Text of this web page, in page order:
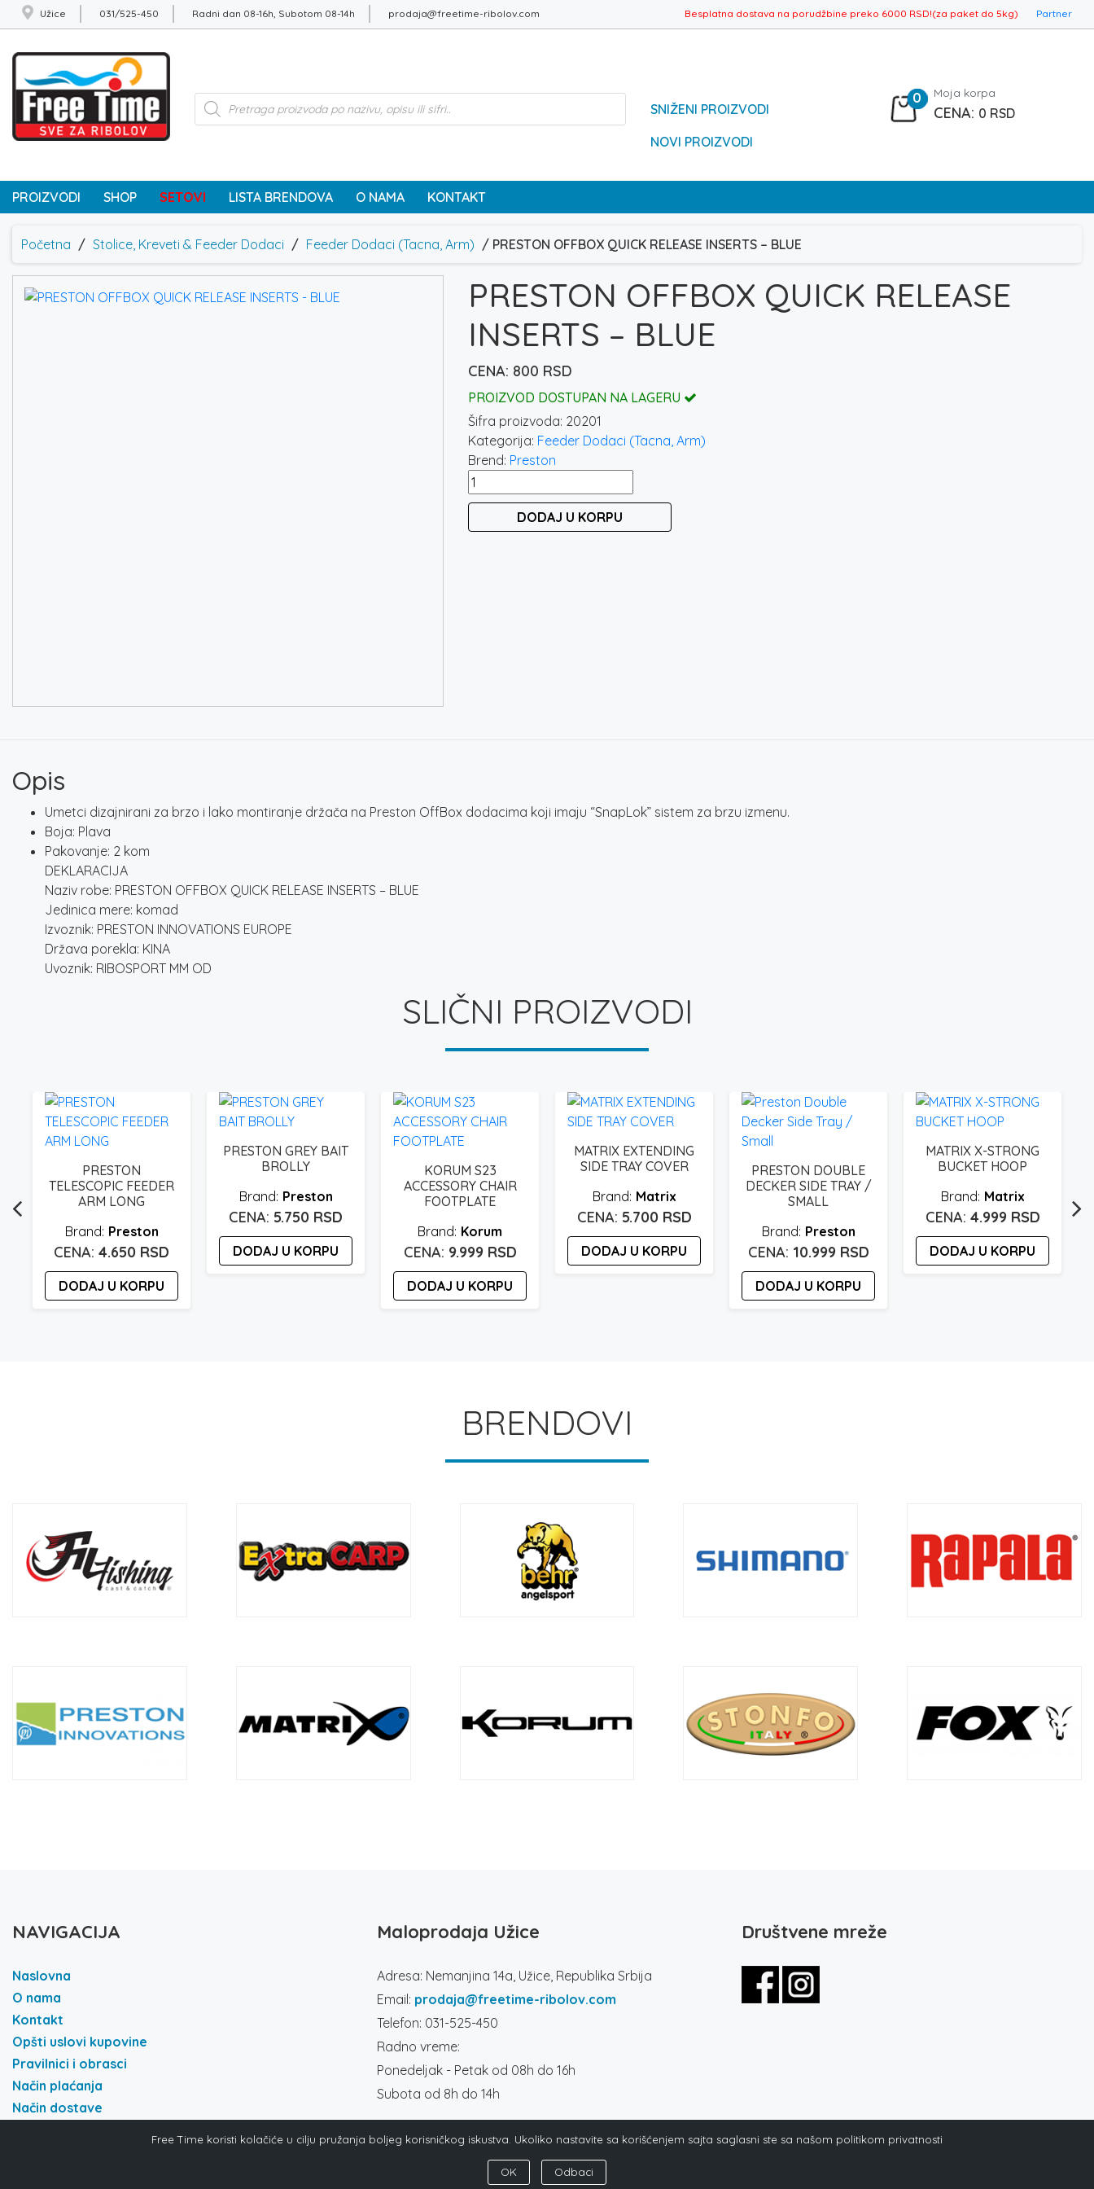
Užice 031/525-450 Radni dan 08-16h, Subotom 08-14h prodaja@freetime-ribolov.com Besplatna dostava na porudžbine preko 6000 RSD!(za paket do 5kg) Partner
Products
search
SNIŽENI PROIZVODI
NOVI PROIZVODI
0 Moja korpa
0 RSD
PROIZVODI SHOP SETOVI LISTA BRENDOVA O NAMA KONTAKT
Početna / Stolice, Kreveti & Feeder Dodaci / Feeder Dodaci (Tacna, Arm) / PRESTON OFFBOX QUICK RELEASE INSERTS – BLUE
PRESTON OFFBOX QUICK RELEASE
INSERTS – BLUE
800 RSD
PROIZVOD DOSTUPAN NA LAGERU
Šifra proizvoda: 20201
Kategorija: Feeder Dodaci (Tacna, Arm)
Brend: Preston
PRESTON
OFFBOX
RELEASE
DODAJ U KORPU
Opis
Umetci dizajnirani za brzo i lako montiranje držača na Preston OffBox dodacima koji imaju “SnapLok” sistem za brzu izmenu.
Boja: Plava
Pakovanje: 2 kom
DEKLARACIJA
Naziv robe: PRESTON OFFBOX QUICK RELEASE INSERTS – BLUE
Jedinica mere: komad
Izvoznik: PRESTON INNOVATIONS EUROPE
Država porekla: KINA
Uvoznik: RIBOSPORT MM OD
SLIČNI PROIZVODI
PRESTON
TELESCOPIC FEEDER
ARM LONG
Preston
4.650 RSD
DODAJ U KORPU
PRESTON GREY BAIT
BROLLY
Preston
5.750 RSD
DODAJ U KORPU
KORUM S23
ACCESSORY CHAIR
FOOTPLATE
Korum
9.999 RSD
DODAJ U KORPU
MATRIX EXTENDING
SIDE TRAY COVER
Matrix
5.700 RSD
DODAJ U KORPU
PRESTON DOUBLE
DECKER SIDE TRAY /
SMALL
Preston
10.999 RSD
DODAJ U KORPU
MATRIX X-STRONG
BUCKET HOOP
Matrix
4.999 RSD
DODAJ U KORPU
BRENDOVI
NAVIGACIJA
Naslovna
O nama
Kontakt
Opšti uslovi kupovine
Pravilnici i obrasci
Način plaćanja
Način dostave
Maloprodaja Užice
Adresa: Nemanjina 14a, Užice, Republika Srbija
Email: prodaja@freetime-ribolov.com
Telefon: 031-525-450
Radno vreme:
Ponedeljak - Petak od 08h do 16h
Subota od 8h do 14h
Društvene mreže
Free Time koristi kolačiće u cilju pružanja boljeg korisničkog iskustva. Ukoliko nastavite sa korišćenjem sajta saglasni ste sa našom politikom privatnosti
OK Odbaci